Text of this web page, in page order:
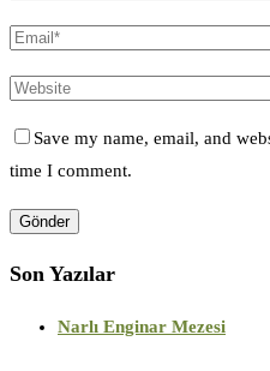
Save my name, email, and
time I comment.
Son Yazılar
Narlı Enginar Mezesi